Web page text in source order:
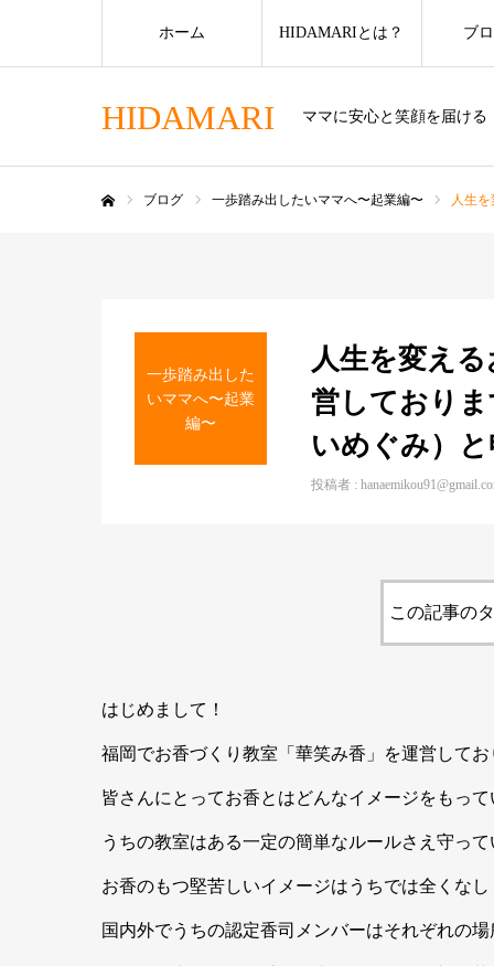
HIDAMARI ママに安心と笑顔を届ける
ホーム HIDAMARIとは？ ブ
ブログ 一歩踏み出したいママへ〜起業編〜 人生
一歩踏み出した
いママへ〜起業
編〜
人生を変え
営しており
いめぐみ）
投稿者 :
この記事の
はじめまして！
福岡でお香づくり教室「華笑み香」を運営してお
皆さんにとってお香とはどんなイメージをもって
うちの教室はある一定の簡単なルールさえ守っ
お香のもつ堅苦しいイメージはうちでは全くなし
国内外でうちの認定香司メンバーはそれぞれの場